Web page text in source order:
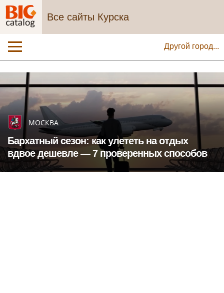
Все сайты Курска
Другой город...
МОСКВА
Бархатный сезон: как улететь на отдых
вдвое дешевле — 7 проверенных способов